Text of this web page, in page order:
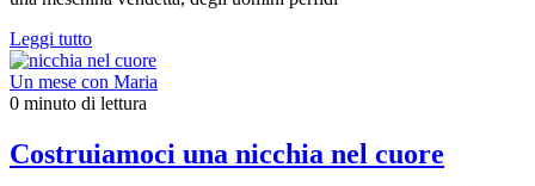
Leggi tutto
Un mese con Maria
0 minuto di lettura
Costruiamoci una nicchia nel cuore